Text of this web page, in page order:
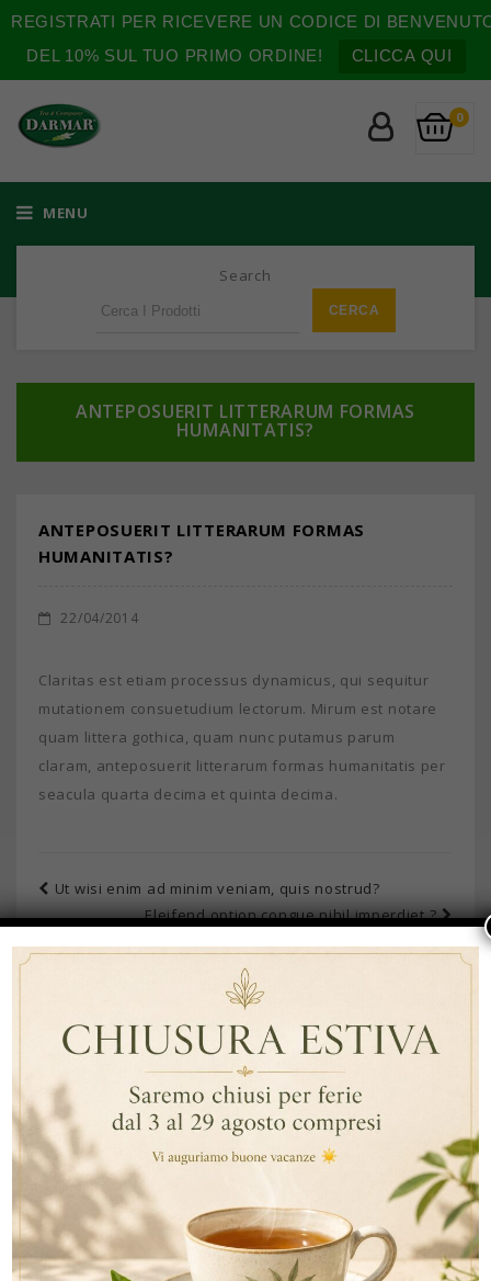
REGISTRATI PER RICEVERE UN CODICE DI
DEL 10% SUL TUO PRIMO ORDINE!
CLICCA QUI
0
MENU
Search
ANTEPOSUERIT LITTERARUM FORMAS
HUMANITATIS?
ANTEPOSUERIT LITTERARUM FORMAS
HUMANITATIS?
22/04/2014
Claritas est etiam processus dynamicus, qui sequitur
mutationem consuetudium lectorum. Mirum est notare
quam littera gothica, quam nunc putamus parum
claram, anteposuerit litterarum formas humanitatis per
seacula quarta decima et quinta decima.
Ut wisi enim ad minim veniam, quis nostrud?
Eleifend option congue nihil imperdiet ?
ARTICOLI RECENTI